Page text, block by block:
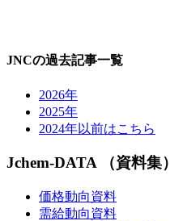
JNCの過去記事一覧
2026年
2025年
2024年以前はこちら
Jchem-DATA （資料集）
価格動向資料
需給動向資料